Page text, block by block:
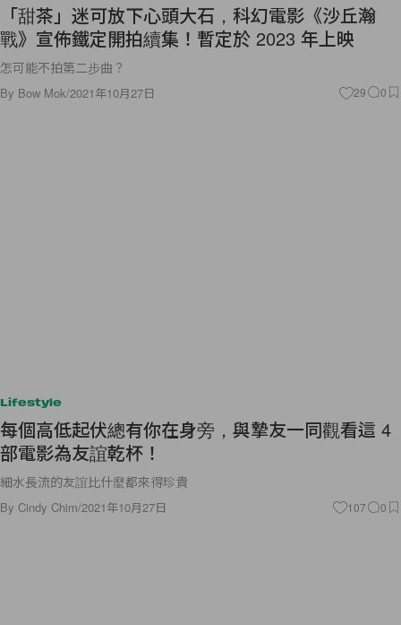
「甜茶」迷可放下心頭大石，科幻電影《沙丘瀚
戰》宣佈鐵定開拍續集！暫定於 2023 年上映
怎可能不拍第二步曲？
By Bow Mok/2021年10月27日 29 0
Lifestyle
每個高低起伏總有你在身旁，與摯友一同觀看這 4
部電影為友誼乾杯！
細水長流的友誼比什麼都來得珍貴
By Cindy Chim/2021年10月27日 107 0